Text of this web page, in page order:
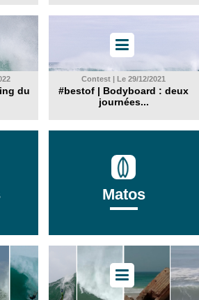
du
Contest | Le 29/12/2021
#bestof | Bodyboard : deux
journées...
Matos